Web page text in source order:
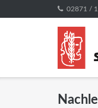
02871 /